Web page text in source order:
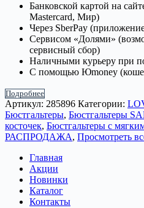
Банковской картой на
Mastercard, Мир)
Через SberPay
Сервисом «Долями»
сервисный сбор)
Наличными курьеру при
С помощью Юmoney
Подробнее
Артикул: 285896 Категории:
Бюстгальтеры, Бюстгальтеры
косточек, Бюстгальтеры с
РАСПРОДАЖА, Просмотреть
Главная
Акции
Новинки
Каталог
Контакты